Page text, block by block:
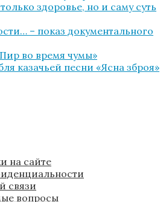
здоровье, но и саму суть
– показ документального
во время чумы»
казачьей песни «Ясна зброя»
на сайте
связи
вопросы